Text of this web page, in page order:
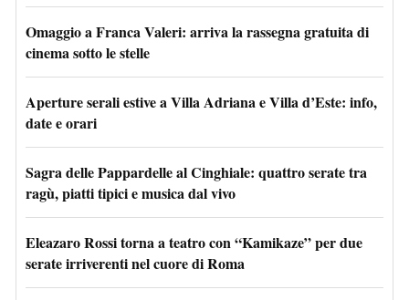
Omaggio a Franca Valeri: arriva la rassegna gratuita di
cinema sotto le stelle
Aperture serali estive a Villa Adriana e Villa d’Este: info,
date e orari
Sagra delle Pappardelle al Cinghiale: quattro serate tra
ragù, piatti tipici e musica dal vivo
Eleazaro Rossi torna a teatro con “Kamikaze” per due
serate irriverenti nel cuore di Roma